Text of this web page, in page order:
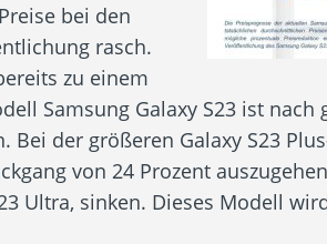
bei den
rasch.
zu einem
Samsung Galaxy S23 ist nach
der größeren Galaxy S23
von 24 Prozent
Ultra, sinken. Dieses Modell